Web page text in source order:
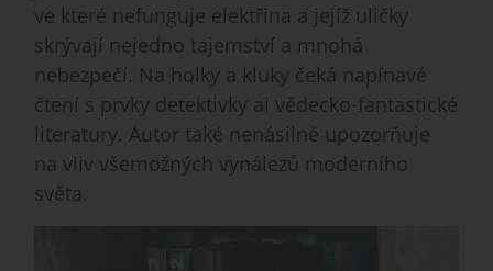
ve které nefunguje elektřina a jejíž uličky
skrývají nejedno tajemství a mnohá
nebezpečí. Na holky a kluky čeká napínavé
čtení s prvky detektivky ai vědecko-fantastické
literatury. Autor také nenásilně upozorňuje
na vliv všemožných vynálezů moderního
světa.